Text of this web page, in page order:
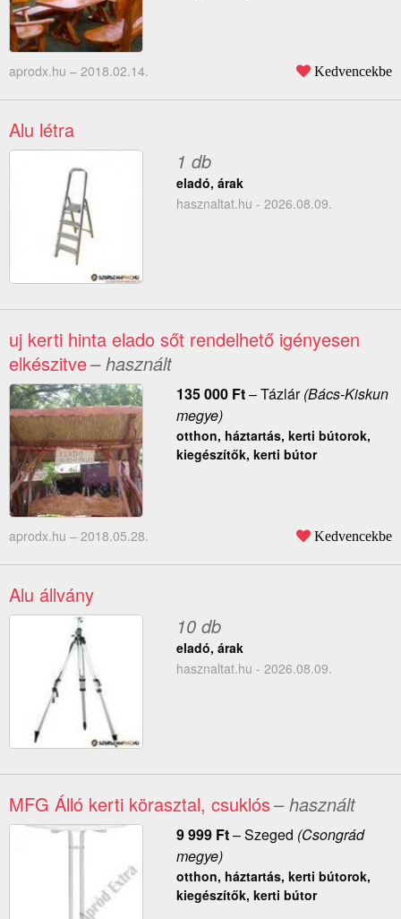
aprodx.hu – 2018.02.14. Kedvencekbe
Alu létra
1 db
eladó, árak
hasznaltat.hu - 2026.08.09.
uj kerti hinta elado sőt rendelhető igényesen
elkészitve– használt
135 000 Ft–Tázlár(Bács-Kiskun
megye)
otthon, háztartás, kerti bútorok,
kiegészítők, kerti bútor
aprodx.hu – 2018.05.28. Kedvencekbe
Alu állvány
10 db
eladó, árak
hasznaltat.hu - 2026.08.09.
MFG Álló kerti körasztal, csuklós– használt
9 999 Ft–Szeged (Csongrád
megye)
otthon, háztartás, kerti bútorok,
kiegészítők, kerti bútor